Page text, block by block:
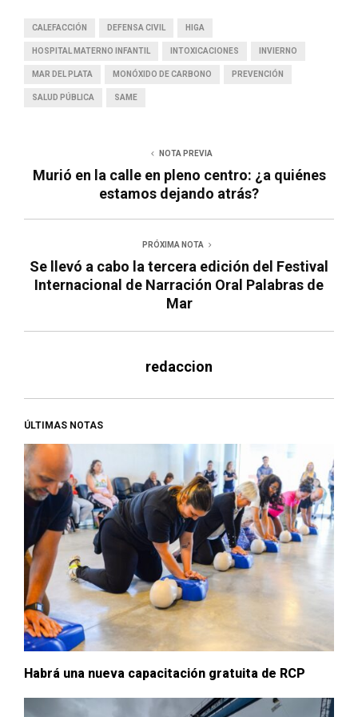
CALEFACCIÓN DEFENSA CIVIL HIGA
HOSPITAL MATERNO INFANTIL INTOXICACIONES INVIERNO
MAR DEL PLATA MONÓXIDO DE CARBONO PREVENCIÓN
SALUD PÚBLICA SAME
NOTA PREVIA
Murió en la calle en pleno centro: ¿a quiénes
estamos dejando atrás?
PRÓXIMA NOTA
Se llevó a cabo la tercera edición del Festival
Internacional de Narración Oral Palabras de
Mar
redaccion
ÚLTIMAS NOTAS
Habrá una nueva capacitación gratuita de RCP